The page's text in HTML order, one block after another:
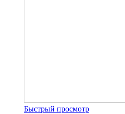
Быстрый просмотр